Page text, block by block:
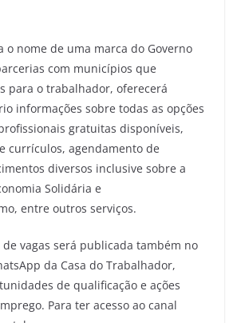
o nome de uma marca do Governo
com municípios que
para o trabalhador, oferecerá
informações sobre todas as opções
gratuitas disponíveis,
currículos, agendamento de
diversos inclusive sobre a
Solidária e
entre outros serviços.
vagas será publicada também no
da Casa do Trabalhador,
de qualificação e ações
Para ter acesso ao canal